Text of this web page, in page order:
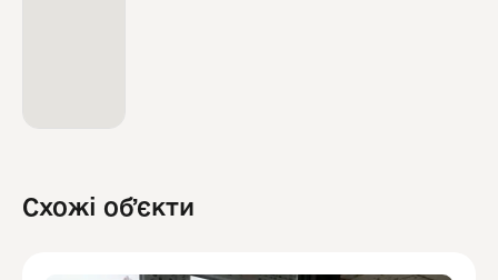
Схожі обʼєкти